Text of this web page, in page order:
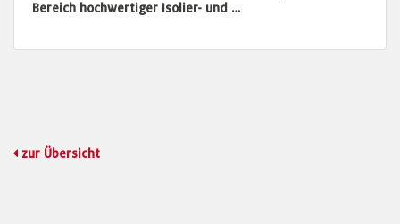
Bereich hochwertiger Isolier- und …
zur Übersicht